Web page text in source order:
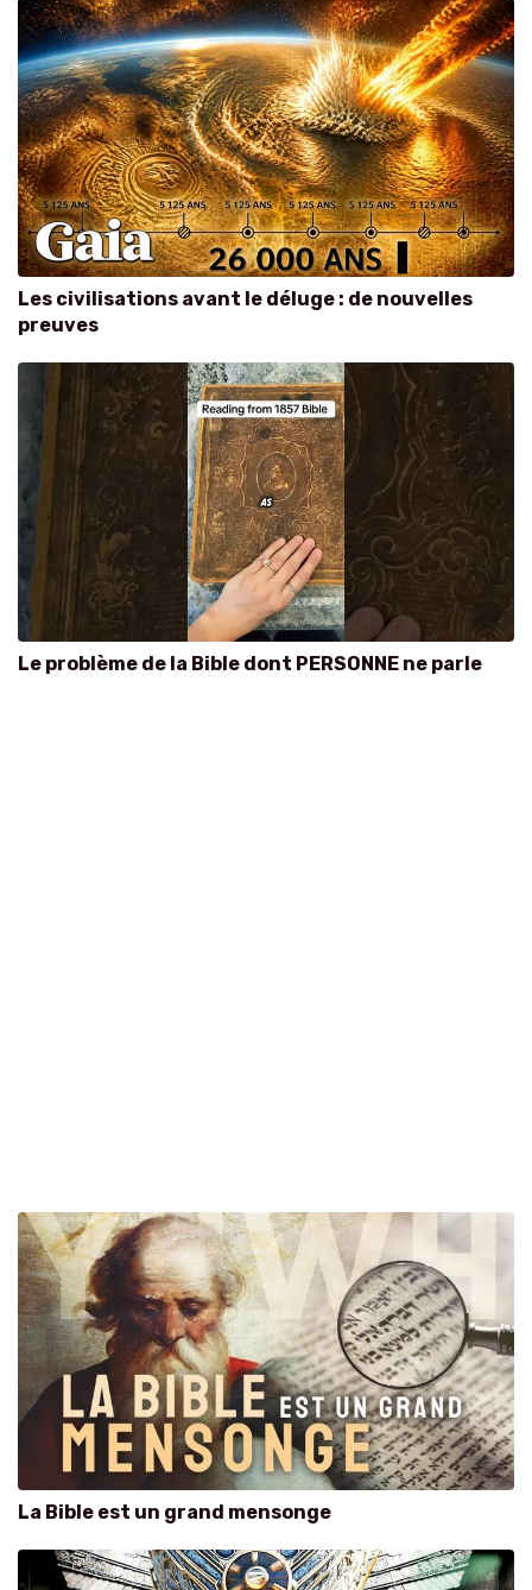
Les civilisations avant le déluge : de nouvelles
preuves
Le problème de la Bible dont PERSONNE ne parle
La Bible est un grand mensonge